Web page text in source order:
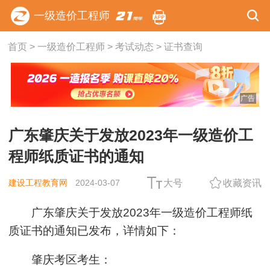
一级造价工程师
首页> 一级造价工程师> 考试动态 > 证书查询
广告
广东肇庆关于发放2023年一级造价工
程师纸质证书的通知
建设工程教育网 2024-03-07 大号 收藏资讯
广东肇庆关于发放2023年一级造价工程师纸
质证书的通知已发布，详情如下：
肇庆考区考生：